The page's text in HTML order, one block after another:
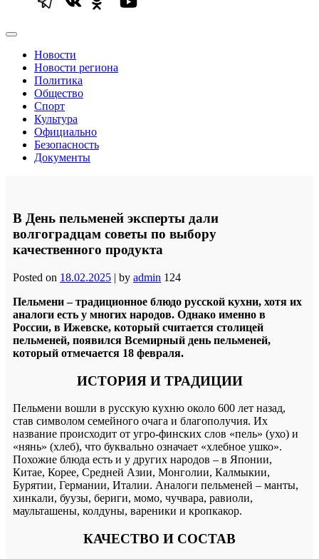
Новости
Новости региона
Политика
Общество
Спорт
Культура
Официально
Безопасность
Документы
В День пельменей эксперты дали
волгоградцам советы по выбору
качественного продукта
Posted on 18.02.2025 | by admin 124
Пельмени – традиционное блюдо русской кухни, хотя их
аналоги есть у многих народов. Однако именно в
России, в Ижевске, который считается столицей
пельменей, появился Всемирный день пельменей,
который отмечается 18 февраля.
ИСТОРИЯ И ТРАДИЦИИ
Пельмени вошли в русскую кухню около 600 лет назад,
став символом семейного очага и благополучия. Их
название происходит от угро-финских слов «пель» (ухо) и
«нянь» (хлеб), что буквально означает «хлебное ушко».
Похожие блюда есть и у других народов – в Японии,
Китае, Корее, Средней Азии, Монголии, Калмыкии,
Бурятии, Германии, Италии. Аналоги пельменей – манты,
хинкали, буузы, бериги, момо, чучвара, равиоли,
маульташены, колдуны, вареники и кропкакор.
КАЧЕСТВО И СОСТАВ